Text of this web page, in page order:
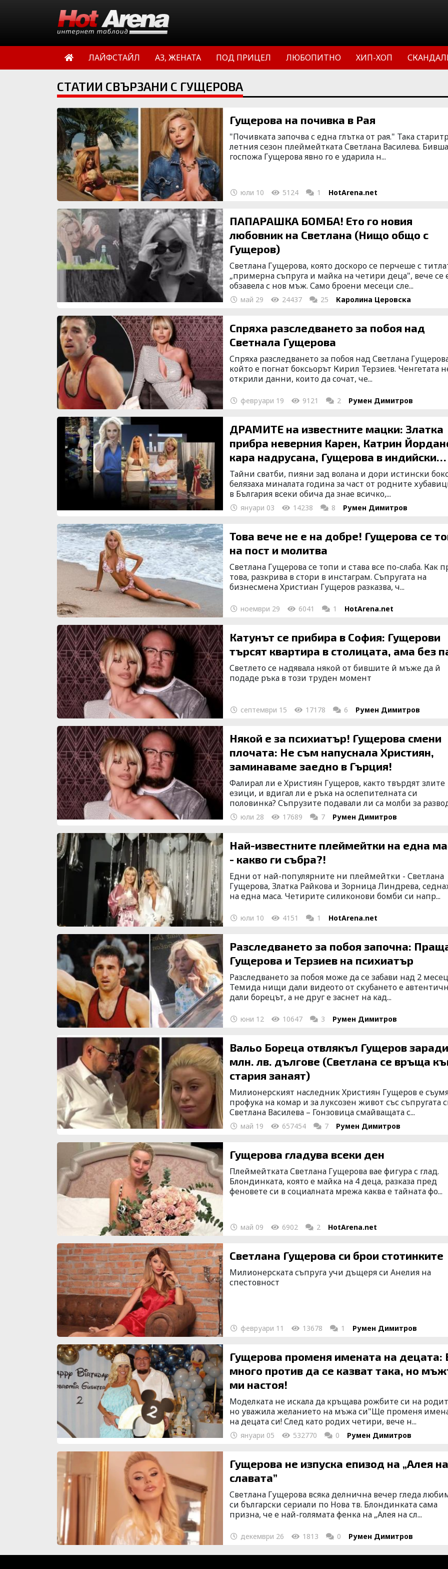
ЛАЙФСТАЙЛ АЗ, ЖЕНАТА ПОД ПРИЦЕЛ ЛЮБОПИТНО ХИП-ХОП
СТАТИИ СВЪРЗАНИ С ГУЩЕРОВА
Гущерова на почивка в Рая
"Почивката започва с една глътка от рая." Така
летния сезон плеймейтката Светлана Василева.
госпожа Гущерова явно го е ударила н...
юли 10 5124 1 HotArena.net
ПАПАРАШКА БОМБА! Ето го новия
любовник на Светлана (Нищо общо с
Гущеров)
Светлана Гущерова, която доскоро се перчеше с
„примерна съпруга и майка на четири деца", вече се
обзавела с нов мъж. Само броени месеци сле...
май 29 24437 25 Каролина Церовска
Спряха разследването за побоя над
Светнала Гущерова
Спряха разследването за побоя над Светлана
който е погнат боксьорът Кирил Терзиев. Ченгетата
открили данни, които да сочат, че...
февруари 19 9121 2 Румен Димитров
ДРАМИТЕ на известните мацки: Златка
прибра неверния Карен, Катрин
кара надрусана, Гущерова в индийски
сериал
Тайни сватби, пияни зад волана и дори истински
белязаха миналата година за част от родните
в България всеки обича да знае всичко,...
януари 03 14238 8 Румен Димитров
Това вече не е на добре! Гущерова се
на пост и молитва
Светлана Гущерова се топи и става все по-слаба. Как
това, разкрива в стори в инстаграм. Съпругата на
бизнесмена Христиан Гущеров разказва, ч...
ноември 29 6041 1 HotArena.net
Катунът се прибира в София: Гущерови
търсят квартира в столицата, ама без
Светлето се надявала някой от бившите й мъже да й
подаде ръка в този труден момент
септември 15 17178 6 Румен Димитров
Някой е за психиатър! Гущерова смени
плочата: Не съм напуснала Християн,
заминаваме заедно в Гърция!
Фалирал ли е Християн Гущеров, както твърдят злите
езици, и вдигал ли е ръка на ослепителната си
половинка? Съпрузите подавали ли са молби за
юли 28 17689 7 Румен Димитров
Най-известните плеймейтки на една
- какво ги събра?!
Едни от най-популярните ни плеймейтки - Светлана
Гущерова, Златка Райкова и Зорница Линдрева,
на една маса. Четирите силиконови бомби си напр...
юли 10 4151 1 HotArena.net
Разследването за побоя започна:
Гущерова и Терзиев на психиатър
Разследването за побоя може да се забави над 2
Темида нищи дали видеото от скубането е
дали борецът, а не друг е заснет на кад...
юни 12 10647 3 Румен Димитров
Вальо Бореца отвлякъл Гущеров
млн. лв. дългове (Светлана се връща
стария занаят)
Милионерският наследник Християн Гущеров е
профука на комар и за луксозен живот със съпругата
Светлана Василева – Гонзовица смайващата с...
май 19 657454 7 Румен Димитров
Гущерова гладува всеки ден
Плеймейтката Светлана Гущерова вае фигура с глад.
Блондинката, която е майка на 4 деца, разказа пред
феновете си в социалната мрежа каква е тайната фо...
май 09 6902 2 HotArena.net
Светлана Гущерова си брои стотинките
Милионерската съпруга учи дъщеря си Анелия на
спестовност
февруари 11 13678 1 Румен Димитров
Гущерова променя имената на децата:
много против да се казват така, но
ми настоя!
Моделката не искала да кръщава рожбите си на
но уважила желанието на мъжа си"Ще променя
на децата си! След като родих четири, вече н...
януари 05 532770 0 Румен Димитров
Гущерова не изпуска епизод на „Алея на
славата”
Светлана Гущерова всяка делнична вечер гледа
си български сериали по Нова тв. Блондинката сама
призна, че е най-голямата фенка на „Алея на сл...
декември 26 1813 0 Румен Димитров